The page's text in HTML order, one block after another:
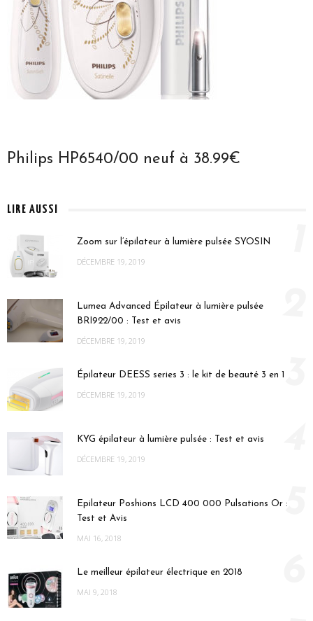
Philips HP6540/00 neuf à 38.99€
LIRE AUSSI
Zoom sur l’épilateur à lumière pulsée SYOSIN
DÉCEMBRE 19, 2019
Lumea Advanced Épilateur à lumière pulsée
BRI922/00 : Test et avis
DÉCEMBRE 19, 2019
Épilateur DEESS series 3 : le kit de beauté 3 en 1
DÉCEMBRE 19, 2019 3
KYG épilateur à lumière pulsée : Test et avis
DÉCEMBRE 19, 2019
Epilateur Poshions LCD 400 000 Pulsations Or :
Test et Avis
MAI 16, 2018
5
Le meilleur épilateur électrique en 2018
MAI 9, 2018